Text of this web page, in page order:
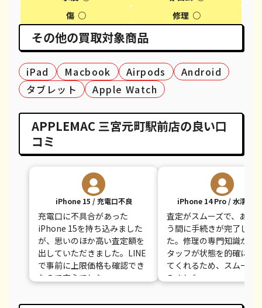
iPhone X
iPhone 8 Plus
iPhone 8
iPhone 7
iPhone 7 Plus
都度見積(非公開)
都度見積(非公開)
都度見積(非公開)
都度見積(非公開)
都度見積(非公開)
¥14,100
¥9,100
¥12,100
傷 ○
修理 ○
その他の買取対象商品
iPad Macbook Airpods
Android
タブレット
Apple Watch
APPLEMAC 三宮元町駅前店の良い口
コミ
iPhone 15 / 充電口不良
充電口に不具合があった
iPhone 15を持ち込みました
が、思いのほか高い査定額を
出していただきました。LINE
で事前に上限価格も確認でき
たので安心でした。
iPhone 14 Pro / 水濡れあ
査定がスムーズで、あっ
う間に手続きが完了しま
た。修理の専門知識があ
タッフが状態を的確に判
てくれるため、スムーズ
みました。